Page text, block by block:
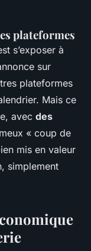
plateformes
s’exposer à
sur
plateformes
Mais ce
avec des
« coup de
mis en valeur
simplement